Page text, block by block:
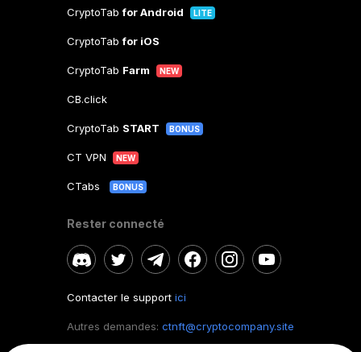
CryptoTabfor Android LITE
CryptoTabfor iOS
CryptoTab Farm NEW
CB.click
CryptoTab START BONUS
CT VPN NEW
CTabs BONUS
Rester connecté
Contacter le support ici
Autres demandes: ctnft@cryptocompany.site